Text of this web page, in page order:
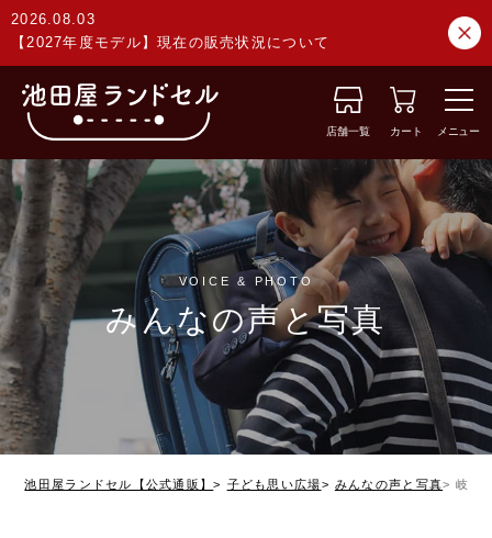
2026.08.03
【2027年度モデル】現在の販売状況について
店舗一覧 カート メニュー
VOICE & PHOTO
みんなの声と写真
池田屋ランドセル【公式通販】 子ども思い広場 みんなの声と写真 岐阜